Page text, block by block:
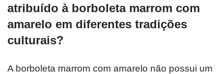
atribuído à borboleta marrom com
amarelo em diferentes tradições
culturais?
A borboleta marrom com amarelo não possui um